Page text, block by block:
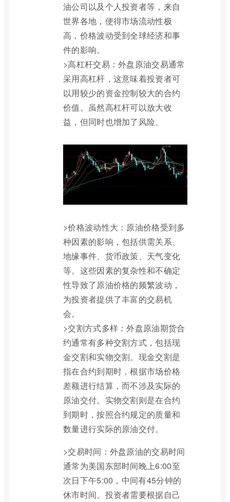
油公司以及个人投资者等，来自
世界各地，使得市场流动性极
高，价格波动受到全球经济和事
件的影响。
>高杠杆交易：外盘原油交易通常
采用高杠杆，这意味着投资者可
以用较少的资金控制较大的合约
价值。虽然高杠杆可以放大收
益，但同时也增加了风险。
>价格波动性大：原油价格受到多
种因素的影响，包括供需关系、
地缘事件、货币政策、天气变化
等。这些因素的复杂性和不确定
性导致了原油价格的频繁波动，
为投资者提供了丰富的交易机
会。
>交割方式多样：外盘原油期货合
约通常有多种交割方式，包括现
金交割和实物交割。现金交割是
指在合约到期时，根据市场价格
差额进行结算，而不涉及实际的
原油交付。实物交割则是在合约
到期时，按照合约规定的质量和
数量进行实际的原油交付。
>交易时间：外盘原油的交易时间
通常为美国东部时间晚上6:00至
次日下午5:00，中间有45分钟的
休市时间。投资者需要根据自己